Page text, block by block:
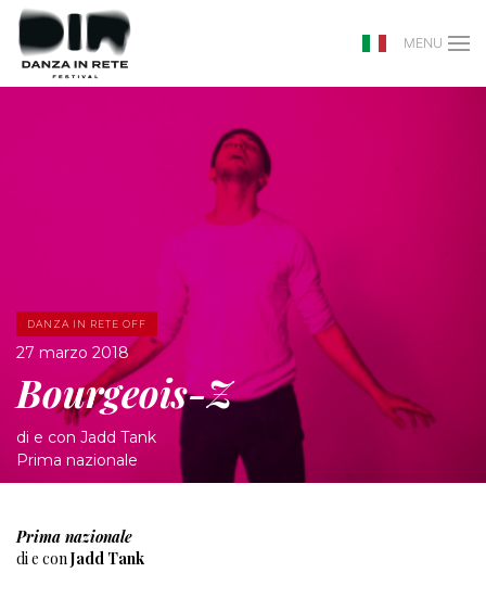
MENU
DANZA IN RETE OFF
27 marzo 2018
Bourgeois-Z
di e con Jadd Tank
Prima nazionale
Prima nazionale
di e conJadd Tank